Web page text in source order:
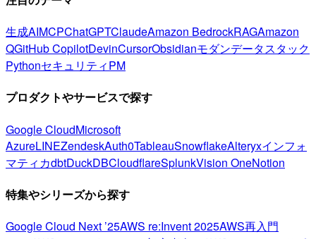
生成AIMCPChatGPTClaudeAmazon BedrockRAGAmazon
QGitHub CopilotDevinCursorObsidianモダンデータスタック
PythonセキュリティPM
プロダクトやサービスで探す
Google CloudMicrosoft
AzureLINEZendeskAuth0TableauSnowflakeAlteryxインフォ
マティカdbtDuckDBCloudflareSplunkVision OneNotion
特集やシリーズから探す
Google Cloud Next ’25AWS re:Invent 2025AWS再入門